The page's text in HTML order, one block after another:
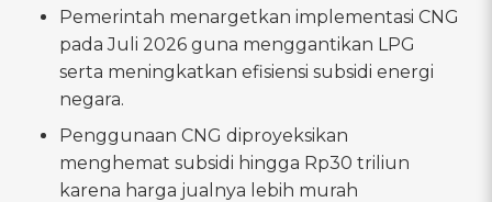
Pemerintah menargetkan implementasi CNG
pada Juli 2026 guna menggantikan LPG
serta meningkatkan efisiensi subsidi energi
negara.
Penggunaan CNG diproyeksikan
menghemat subsidi hingga Rp30 triliun
karena harga jualnya lebih murah